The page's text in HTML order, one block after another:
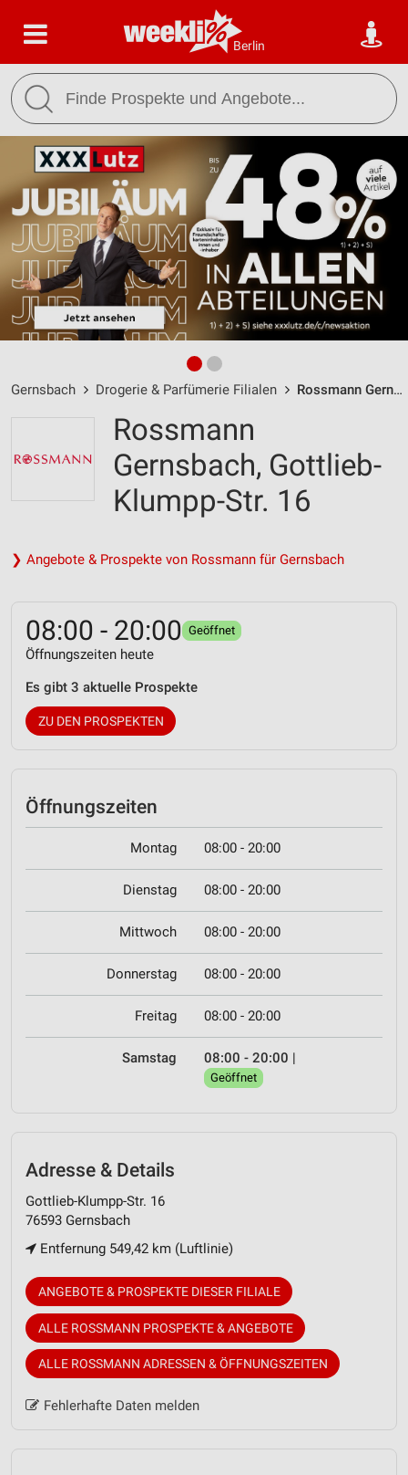
Berlin
Gernsbach Drogerie & Parfümerie Filialen Rossmann Gernsbach / Gottlieb-Klumpp-Str. 16 - Öffnungszeiten & Adresse
Rossmann
Gernsbach, Gottlieb-
Klumpp-Str. 16
❯ Angebote & Prospekte von Rossmann für Gernsbach
08:00 - 20:00 Geöffnet
Öffnungszeiten heute
Es gibt 3 aktuelle Prospekte
ZU DEN PROSPEKTEN
Öffnungszeiten
Montag 08:00 - 20:00
Dienstag 08:00 - 20:00
Mittwoch 08:00 - 20:00
Donnerstag 08:00 - 20:00
Freitag 08:00 - 20:00
Samstag 08:00 - 20:00 |
Geöffnet
Adresse & Details
Gottlieb-Klumpp-Str. 16
76593 Gernsbach
Entfernung 549,42 km (Luftlinie)
ANGEBOTE & PROSPEKTE DIESER FILIALE
ALLE ROSSMANN PROSPEKTE & ANGEBOTE
ALLE ROSSMANN ADRESSEN & ÖFFNUNGSZEITEN
Fehlerhafte Daten melden